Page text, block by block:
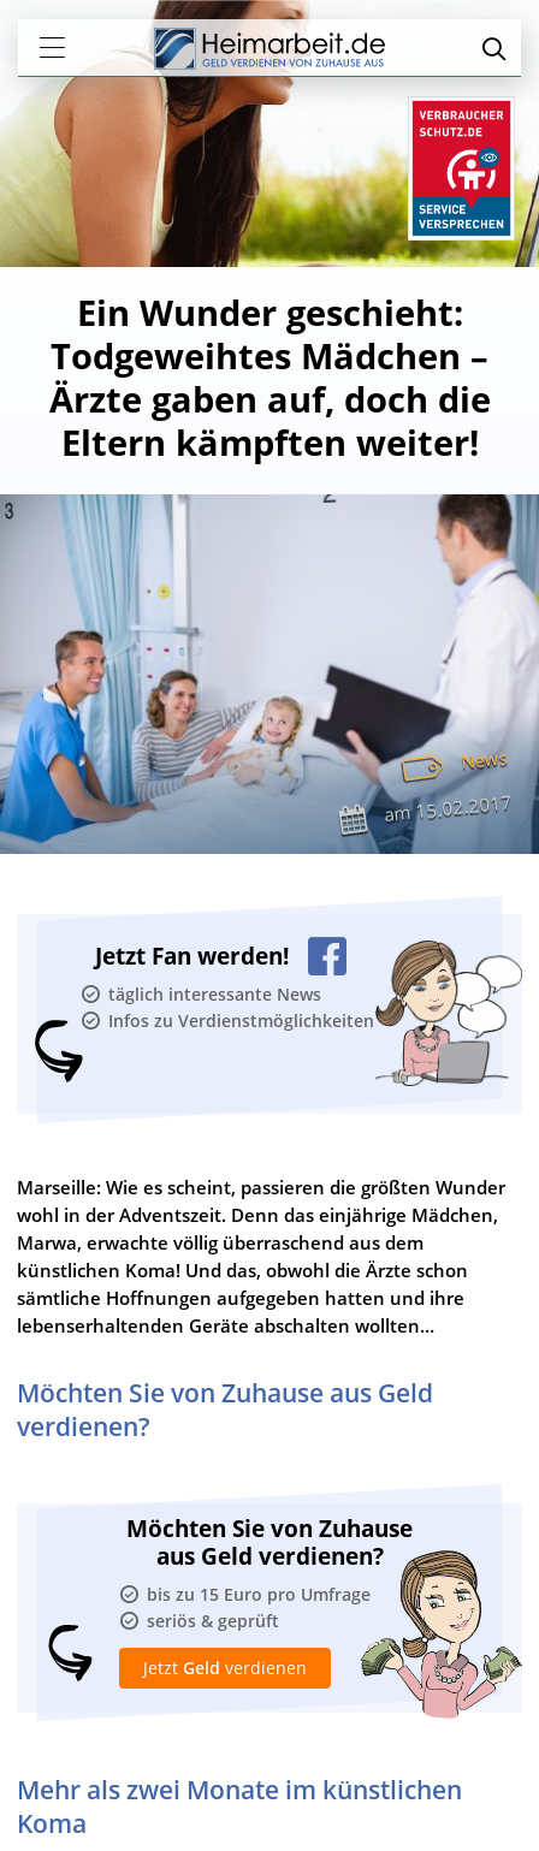
Ein Wunder geschieht:
Todgeweihtes Mädchen –
Ärzte gaben auf, doch die
Eltern kämpften weiter!
News
am15.02.2017
Jetzt Fan werden!
täglich interessante News
Infos zu Verdienstmöglichkeiten
Marseille: Wie es scheint, passieren die größten Wunder
wohl in der Adventszeit. Denn das einjährige Mädchen,
Marwa, erwachte völlig überraschend aus dem
künstlichen Koma! Und das, obwohl die Ärzte schon
sämtliche Hoffnungen aufgegeben hatten und ihre
lebenserhaltenden Geräte abschalten wollten…
Möchten Sie von Zuhause aus Geld
verdienen?
Möchten Sie von Zuhause
aus Geld verdienen?
bis zu 15 Euro pro Umfrage
seriös & geprüft
Jetzt Geld verdienen
Mehr als zwei Monate im künstlichen
Koma